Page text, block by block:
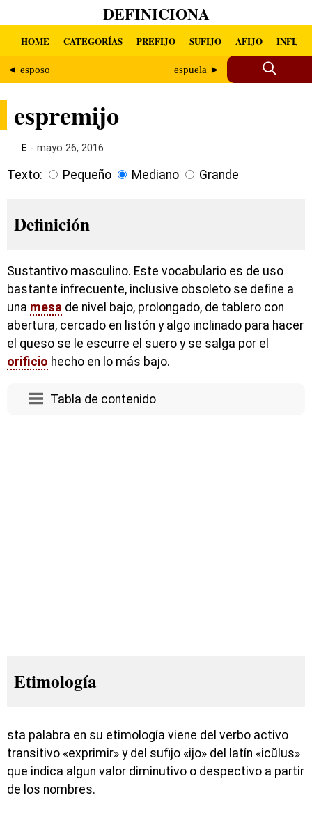
DEFINICIONA
HOME CATEGORÍAS PREFIJO SUFIJO AFIJO INFIJO
◄ esposo espuela ►
espremijo
E - mayo 26, 2016
Texto: Pequeño Mediano Grande
Definición
Sustantivo masculino. Este vocabulario es de uso
bastante infrecuente, inclusive obsoleto se define a
una mesa de nivel bajo, prolongado, de tablero con
abertura, cercado en listón y algo inclinado para hacer
el queso se le escurre el suero y se salga por el
orificio hecho en lo más bajo.
Tabla de contenido
Etimología
sta palabra en su etimología viene del verbo activo
transitivo «exprimir» y del sufijo «ijo» del latín «icŭlus»
que indica algun valor diminutivo o despectivo a partir
de los nombres.